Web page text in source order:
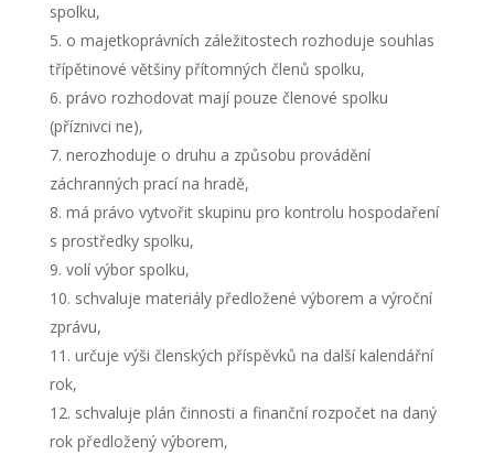
spolku,
o majetkoprávních záležitostech rozhoduje souhlas
třípětinové většiny přítomných členů spolku,
právo rozhodovat mají pouze členové spolku
(příznivci ne),
nerozhoduje o druhu a způsobu provádění
záchranných prací na hradě,
má právo vytvořit skupinu pro kontrolu hospodaření
s prostředky spolku,
volí výbor spolku,
schvaluje materiály předložené výborem a výroční
zprávu,
určuje výši členských příspěvků na další kalendářní
rok,
schvaluje plán činnosti a finanční rozpočet na daný
rok předložený výborem,